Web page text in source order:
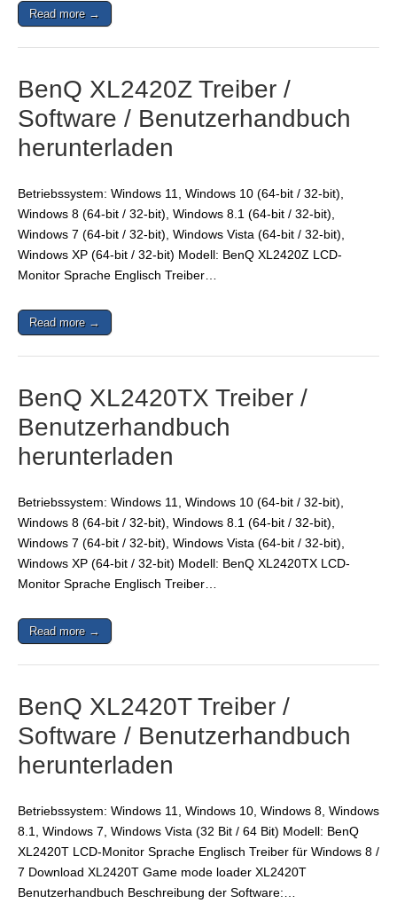
Read more →
BenQ XL2420Z Treiber /
Software / Benutzerhandbuch
herunterladen
Betriebssystem: Windows 11, Windows 10 (64-bit / 32-bit),
Windows 8 (64-bit / 32-bit), Windows 8.1 (64-bit / 32-bit),
Windows 7 (64-bit / 32-bit), Windows Vista (64-bit / 32-bit),
Windows XP (64-bit / 32-bit) Modell: BenQ XL2420Z LCD-
Monitor Sprache Englisch Treiber…
Read more →
BenQ XL2420TX Treiber /
Benutzerhandbuch
herunterladen
Betriebssystem: Windows 11, Windows 10 (64-bit / 32-bit),
Windows 8 (64-bit / 32-bit), Windows 8.1 (64-bit / 32-bit),
Windows 7 (64-bit / 32-bit), Windows Vista (64-bit / 32-bit),
Windows XP (64-bit / 32-bit) Modell: BenQ XL2420TX LCD-
Monitor Sprache Englisch Treiber…
Read more →
BenQ XL2420T Treiber /
Software / Benutzerhandbuch
herunterladen
Betriebssystem: Windows 11, Windows 10, Windows 8, Windows
8.1, Windows 7, Windows Vista (32 Bit / 64 Bit) Modell: BenQ
XL2420T LCD-Monitor Sprache Englisch Treiber für Windows 8 /
7 Download XL2420T Game mode loader XL2420T
Benutzerhandbuch Beschreibung der Software:…